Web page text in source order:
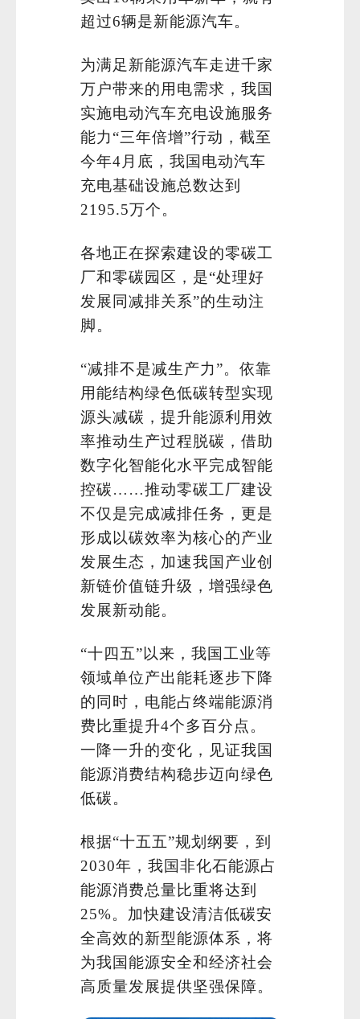
超过6辆是新能源汽车。
为满足新能源汽车走进千家
万户带来的用电需求，我国
实施电动汽车充电设施服务
能力“三年倍增”行动，截至
今年4月底，我国电动汽车
充电基础设施总数达到
2195.5万个。
各地正在探索建设的零碳工
厂和零碳园区，是“处理好
发展同减排关系”的生动注
脚。
“减排不是减生产力”。依靠
用能结构绿色低碳转型实现
源头减碳，提升能源利用效
率推动生产过程脱碳，借助
数字化智能化水平完成智能
控碳……推动零碳工厂建设
不仅是完成减排任务，更是
形成以碳效率为核心的产业
发展生态，加速我国产业创
新链价值链升级，增强绿色
发展新动能。
“十四五”以来，我国工业等
领域单位产出能耗逐步下降
的同时，电能占终端能源消
费比重提升4个多百分点。
一降一升的变化，见证我国
能源消费结构稳步迈向绿色
低碳。
根据“十五五”规划纲要，到
2030年，我国非化石能源占
能源消费总量比重将达到
25%。加快建设清洁低碳安
全高效的新型能源体系，将
为我国能源安全和经济社会
高质量发展提供坚强保障。